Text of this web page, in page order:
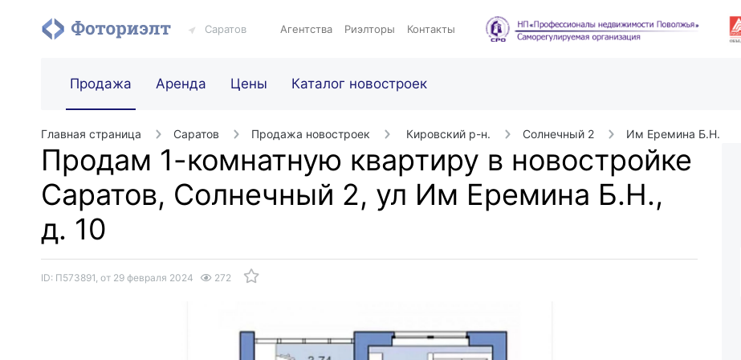
Саратов Агентства Риэлторы Контакты
Продажа Аренда Цены Каталог новостроек
Главная страница Саратов Продажа новостроек Кировский р-н. Солнечный 2 Им Еремина Б.Н.
Продам 1-комнатную квартиру в новостройке
Саратов, Солнечный 2, ул Им Еремина Б.Н.,
д. 10
ID: П573891, от 29 февраля 2024 272